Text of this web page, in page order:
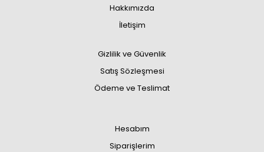
Hakkımızda
İletişim
Gizlilik ve Güvenlik
Satış Sözleşmesi
Ödeme ve Teslimat
Hesabım
Siparişlerim